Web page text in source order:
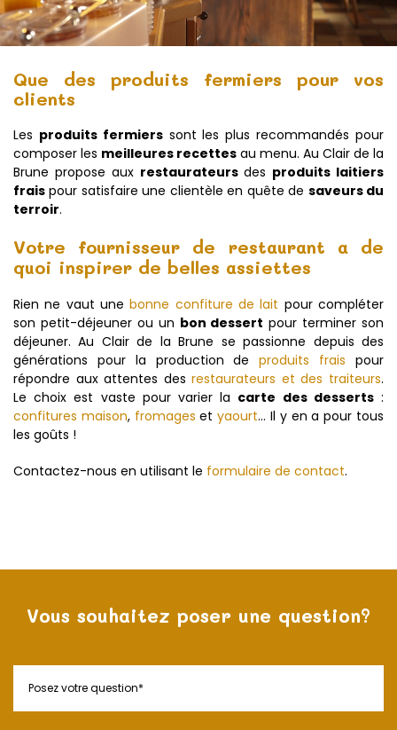
Que des produits fermiers pour vos
clients
Les produits fermierssont les plus recommandés pour
composer les meilleures recettes au menu. Au Clair de la
Brune propose aux restaurateursdes produits laitiers
frais pour satisfaire une clientèle en quête de saveurs du
terroir.
Votre fournisseur de restaurant a de
quoi inspirer de belles assiettes
Rien ne vaut unebonne confiture de lait pour compléter
son petit-déjeuner ou un bon dessert pour terminer son
déjeuner. Au Clair de la Brune se passionne depuis des
générations pour la production deproduits frais pour
répondre aux attentes desrestaurateurs et des traiteurs.
Le choix est vaste pour varier la carte des desserts:
confitures maison, fromages etyaourt… Il y en a pour tous
les goûts !
Contactez-nous en utilisant le formulaire de contact.
Vous souhaitez poser une question?